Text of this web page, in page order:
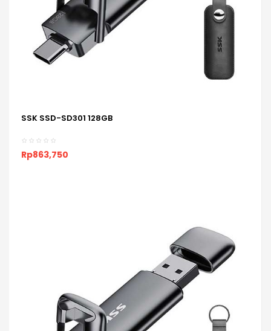
SSK SSD-SD301 128GB
Rp863,750
ADD TO CART